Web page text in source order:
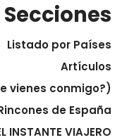
Secciones
Listado por Países
Artículos
vienes conmigo?)
de España
INSTANTE VIAJERO